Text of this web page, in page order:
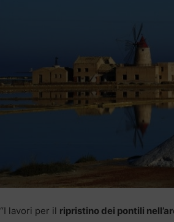
“I lavori per il ripristino dei pontili